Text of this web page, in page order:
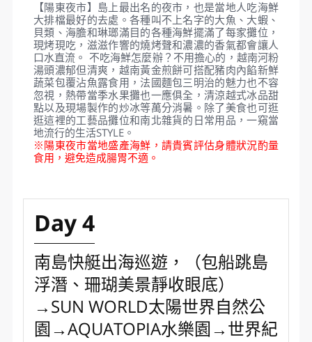
過。該分區面積達5.5公頃，仿照中世紀歐洲風格，為
遊客提供了解歐洲風土人情的最佳視角。它的三個區
域是瑪雅傳說、古希臘和南美洲古老森林，有11個不
容錯過的活動。許多驚險刺激的冒險等著你去體驗。
在這裡，您可以步入擁有宏偉瑪雅宮殿和天堂般的希
臘神廟的古老文明。乘坐世界上最快的過山車之一的
宙斯之怒是這個地方必須嘗試的活動。此外，你還有
機會化身冒險家，從30米高空泛舟，探索亞馬遜叢林
深處的火山中不為人知的秘密。這絕對是一個非常有
趣的體驗。
6、颱風水上世界：東南亞頂級水上樂園。這是一個
刺激的水上冒險。這裡有大型的室外遊泳池，多種水
7、水上音樂水舞+煙火秀：每天晚上7點，您將欣賞
到豐富多彩的表演，將水上音樂和技藝精湛的演員與
一系列最先進的聲光雷射效果相結合。它一定會給任
何遊客留下極其滿意的印象。
※園區水上活動，敬請自行攜帶泳衣、沙灘褲、蛙鏡
等戲水設備。 ※園區內活動請注意防曬措施，天氣炎
熱請適時補充水份。